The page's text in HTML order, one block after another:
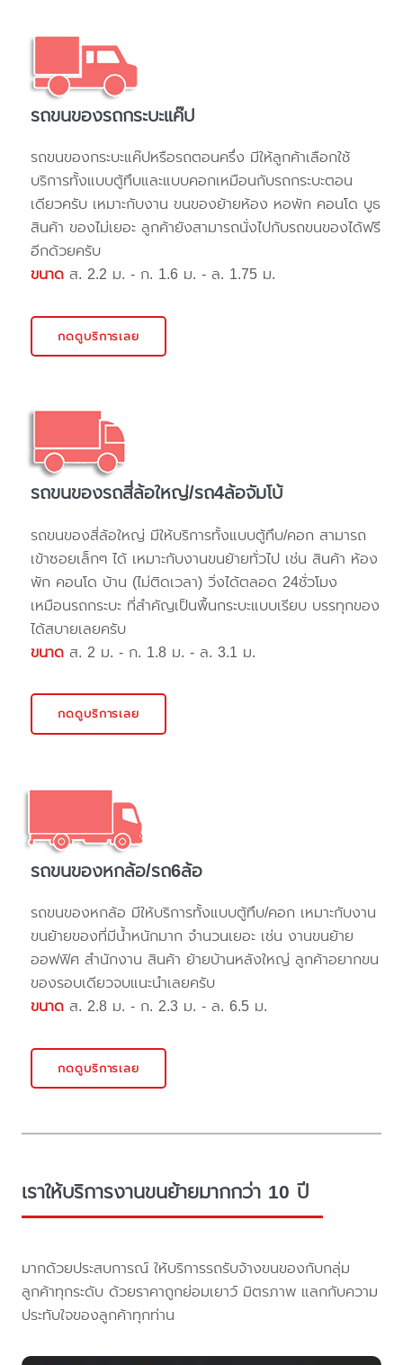
รถขนของรถกระบะแค๊ป
รถขนของกระบะแค๊ปหรือรถตอนครึ่ง มีให้ลูกค้าเลือกใช้
บริการทั้งแบบตู้ทึบและแบบคอกเหมือนกับรถกระบะตอน
เดียวครับ เหมาะกับงาน ขนของย้ายห้อง หอพัก คอนโด บูธ
สินค้า ของไม่เยอะ ลูกค้ายังสามารถนั่งไปกับรถขนของได้ฟรี
อีกด้วยครับ
ขนาด ส. 2.2 ม. - ก. 1.6 ม. - ล. 1.75 ม.
กดดูบริการเลย
รถขนของรถสี่ล้อใหญ่/รถ4ล้อจัมโบ้
รถขนของสี่ล้อใหญ่ มีให้บริการทั้งแบบตู้ทึบ/คอก สามารถ
เข้าซอยเล็กๆ ได้ เหมาะกับงานขนย้ายทั่วไป เช่น สินค้า ห้อง
พัก คอนโด บ้าน (ไม่ติดเวลา) วิ่งได้ตลอด 24ชั่วโมง
เหมือนรถกระบะ ที่สำคัญเป็นพื้นกระบะแบบเรียบ บรรทุกของ
ได้สบายเลยครับ
ขนาด ส. 2 ม. - ก. 1.8 ม. - ล. 3.1 ม.
กดดูบริการเลย
รถขนของหกล้อ/รถ6ล้อ
รถขนของหกล้อ มีให้บริการทั้งแบบตู้ทึบ/คอก เหมาะกับงาน
ขนย้ายของที่มีน้ำหนักมาก จำนวนเยอะ เช่น งานขนย้าย
ออฟฟิศ สำนักงาน สินค้า ย้ายบ้านหลังใหญ่ ลูกค้าอยากขน
ของรอบเดียวจบแนะนำเลยครับ
ขนาด ส. 2.8 ม. - ก. 2.3 ม. - ล. 6.5 ม.
กดดูบริการเลย
เราให้บริการงานขนย้ายมากกว่า 10 ปี
มากด้วยประสบการณ์ ให้บริการรถรับจ้างขนของกับกลุ่ม
ลูกค้าทุกระดับ ด้วยราคาถูกย่อมเยาว์ มิตรภาพ แลกกับความ
ประทับใจของลูกค้าทุกท่าน